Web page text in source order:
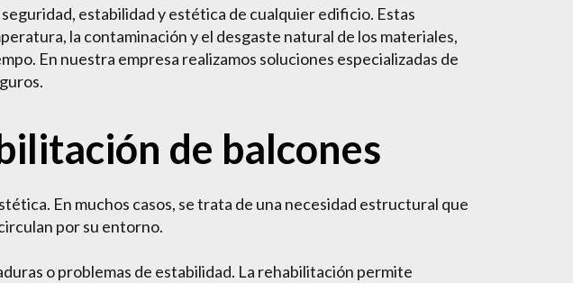
estabilidad y estética de cualquier edificio. Estas
la contaminación y el desgaste natural de los materiales,
En nuestra empresa realizamos soluciones especializadas de
de balcones
En muchos casos, se trata de una necesidad estructural que
por su entorno.
o problemas de estabilidad. La rehabilitación permite